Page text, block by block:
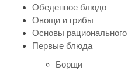
Обеденное блюдо
Овощи и грибы
Основы рационального
Первые блюда
Борщи